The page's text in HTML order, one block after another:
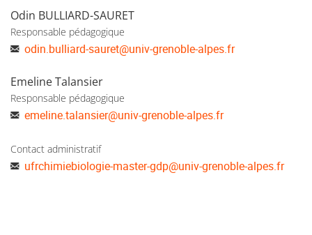
Chacune des 2 années du parcours se conclut par un stage
(12 semaines minimum en M1 et 20 semaines minimum
en M2), préférentiellement effectué en entreprise.
Odin BULLIARD-SAURET
Responsable pédagogique
odin.bulliard-sauret@univ-grenoble-alpes.fr
Emeline Talansier
Responsable pédagogique
emeline.talansier@univ-grenoble-alpes.fr
Contact administratif
ufrchimiebiologie-master-gdp@univ-grenoble-alpes.fr